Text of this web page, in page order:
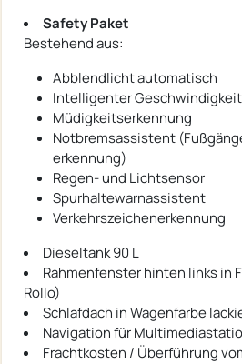
Safety Paket
Bestehend aus:
Abblendlicht automatisch
Intelligenter
Müdigkeitserkennung
Notbremsassistent
erkennung)
Regen- und Lichtsensor
Spurhaltewarnassistent
Verkehrszeichenerkennung
Dieseltank 90 L
Rahmenfenster hinten links in
Rollo)
Schlafdach in Wagenfarbe
Navigation für
Frachtkosten / Überführung